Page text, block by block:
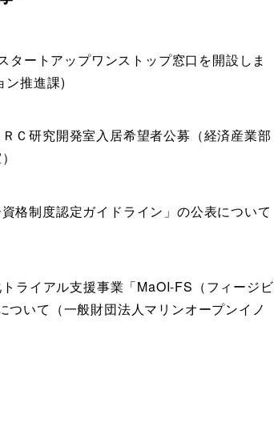
タートアップワンストップ窓口を開設しま
ン推進課)
Ｃ研究開発室入居希望者公募（経済産業部
格制度認定ガイドライン」の公表について
ライアル支援事業「MaOI-FS（フィージビ
ついて（一般財団法人マリンオープンイノ